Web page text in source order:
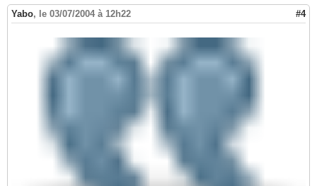
Yabo, le 03/07/2004 à 12h22 #4